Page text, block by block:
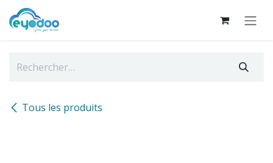
Se rendre au contenu
Tous les produits